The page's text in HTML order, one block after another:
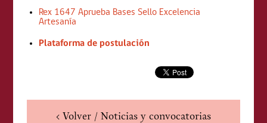
Rex 1647 Aprueba Bases Sello Excelencia
Artesanía
Plataforma de postulación
< Volver / Noticias y convocatorias